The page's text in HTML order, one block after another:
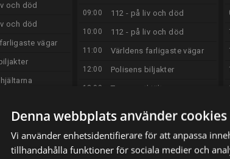
och död
och död
vägar
min bil
och död
09:00 112 - på liv och död
10:00 112 - på liv och död
11:00 Världens farligaste vägar
12:00 Polisens biljakter
13:00 Transporthjältarna
15:00
16:00 The Rookie
Denna webbplats använder cookies
Vi använder enhetsidentifierare för att anpassa
tillhandahålla funktioner för sociala medier och